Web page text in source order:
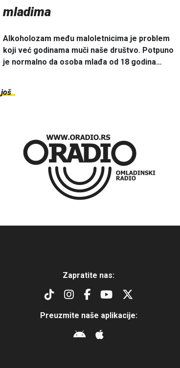
mladima
Alkoholozam među maloletnicima je problem
koji već godinama muči naše društvo. Potpuno
je normalno da osoba mlađa od 18 godina…
Zapratite nas:
Preuzmite naše aplikacije: